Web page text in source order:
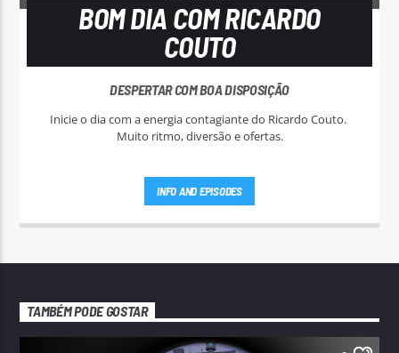
BOM DIA COM RICARDO
COUTO
DESPERTAR COM BOA DISPOSIÇÃO
Inicie o dia com a energia contagiante do Ricardo Couto.
Muito ritmo, diversão e ofertas.
INFO AND EPISODES
TAMBÉM PODE GOSTAR